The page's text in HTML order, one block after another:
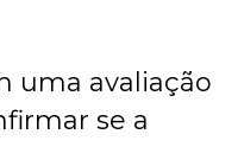
uma avaliação
se a